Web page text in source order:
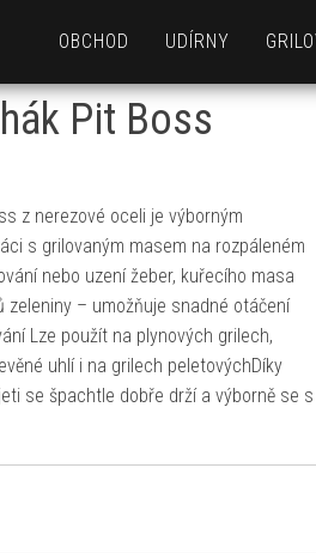
OBCHOD UDÍRNY
Pit Boss
z nerezové oceli je výborným
s grilovaným masem na rozpáleném
nebo uzení žeber, kuřecího masa
zeleniny – umožňuje snadné otáčení
Lze použít na plynových grilech,
uhlí i na grilech peletovýchDíky
se špachtle dobře drží a výborně se